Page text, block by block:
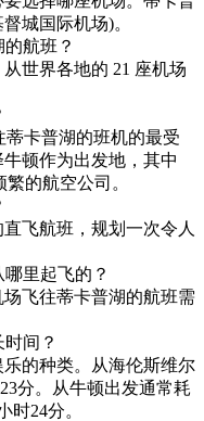
城国际机场)。
航班？
世界各地的 21 座机场
蒂卡普湖的班机的最受
顿作为出发地，其中
的航空公司。
飞航班，规划一次令人
里起飞的？
飞往蒂卡普湖的航班需
间？
的种类。从海伦斯维尔
分。从牛顿出发通常耗
时24分。